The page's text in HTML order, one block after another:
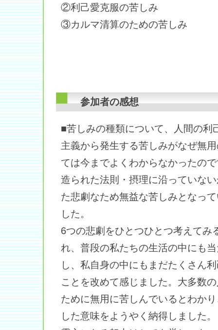
②利己愛克服の苦しみ
③カルマ清算のための苦しみ
参加者の感想
■苦しみの種類について、人間の利
主義から発生する苦しみがなぜ無
ては今までよくわからなかったの
造られた法則・摂理に沿っていな
た悲劇なため無益な苦しみとなっ
した。
6つの悲劇をひとつひとつ考えてみ
れ、普段の私たちの生活の中にも
し、私自身の中にもまだたくさん
ことを改めて感じました。大多数
ために無用に苦しんでいるとわか
した意味をようやく納得しました。